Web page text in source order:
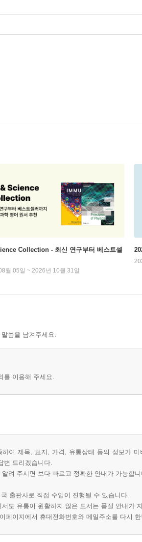
Collection - 최신 연구부터 베스트셀
월 05일 ~ 2026년 10월 31일
씀을 남겨주세요.
를 이용해 주세요.
여 제목, 표지, 가격, 유통상태 등의 정보가
변 드리겠습니다.
려 주시면 보다 빠르고 정확한 안내가 가능합
출판사로 직접 수입이 진행될 수 있습니다.
도 유통이 원활하지 않은 도서는 품절 안내가
페이지에서 휴대전화번호와 메일주소를 다시